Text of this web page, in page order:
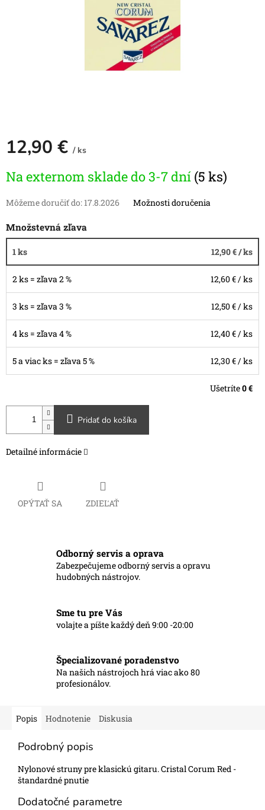
12,90 € / ks
cena:
Na externom sklade do 3-7 dní (5 ks)
Môžeme doručiť do: 17.8.2026 Možnosti doručenia
Množstevná zľava
1 ks 12,90 €/ ks
2 ks = zľava 2 % 12,60 €/ ks
3 ks = zľava 3 % 12,50 €/ ks
4 ks = zľava 4 % 12,40 €/ ks
5 a viac ks = zľava 5 % 12,30 €/ ks
Ušetríte0 €
Pridať do košíka
Detailné informácie
OPÝTAŤ SA ZDIEĽAŤ
Odborný servis a oprava
Zabezpečujeme odborný servis a opravu
hudobných nástrojov.
Sme tu pre Vás
volajte a píšte každý deň 9:00 -20:00
Špecializované poradenstvo
Na našich nástrojoch hrá viac ako 80
profesionálov.
Popis Hodnotenie Diskusia
Podrobný popis
Nylonové struny pre klasickú gitaru. Cristal Corum Red -
štandardné pnutie
Dodatočné parametre